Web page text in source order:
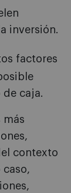
inversión.
factores
caja.
más
contexto
caso,